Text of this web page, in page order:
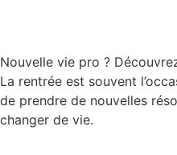
Nouvelle vie pro ?
La rentrée est souvent
de prendre de nouvelles
changer de vie.